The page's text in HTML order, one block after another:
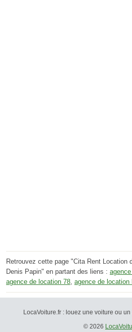
Retrouvez cette page "Cita Rent Location
Denis Papin" en partant des liens :
agence de location 78, agence de location
LocaVoiture.fr : louez une voiture ou
© 2026